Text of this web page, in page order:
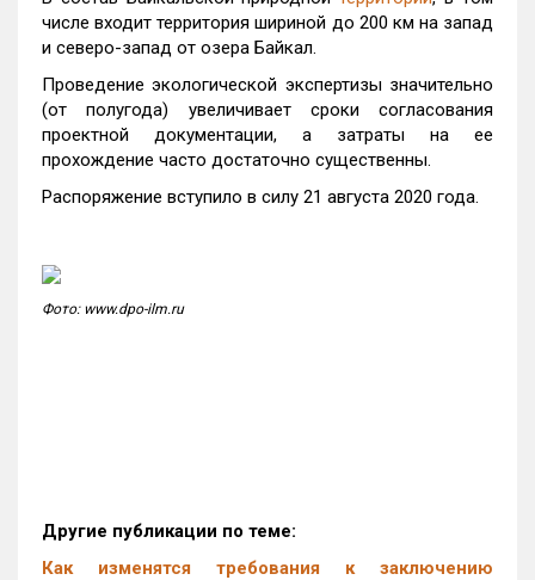
числе входит территория шириной до 200 км на запад
и северо-запад от озера Байкал.
Проведение экологической экспертизы значительно
(от полугода) увеличивает сроки согласования
проектной документации, а затраты на ее
прохождение часто достаточно существенны.
Распоряжение вступило в силу 21 августа 2020 года.
Фото: www.dpo-ilm.ru
Другие публикации по теме:
Как изменятся требования к заключению